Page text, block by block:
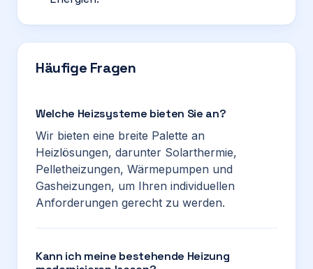
Häufige Fragen
Welche Heizsysteme bieten Sie an?
Wir bieten eine breite Palette an
Heizlösungen, darunter Solarthermie,
Pelletheizungen, Wärmepumpen und
Gasheizungen, um Ihren individuellen
Anforderungen gerecht zu werden.
Kann ich meine bestehende Heizung